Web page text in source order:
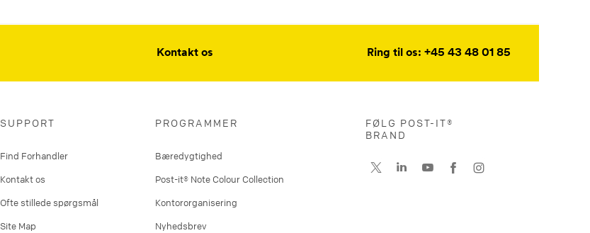
Kontakt os Ring til os: +45 43 48 01 85
SUPPORT
Find Forhandler
Kontakt os
Ofte stillede spørgsmål
Site Map
PROGRAMMER
Bæredygtighed
Post-it® Note Colour Collection
Kontororganisering
Nyhedsbrev
FØLG POST-IT®
BRAND